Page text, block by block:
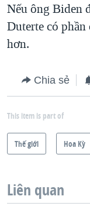
Nếu ông Biden
Duterte có
hơn.
Chia sẻ
This item is part of
Thế giới Hoa Kỳ
Liên quan